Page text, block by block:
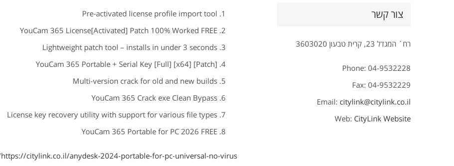
Pre-activated license profile import tool
YouCam 365 License[Activated] Patch 100% Worked FREE
Lightweight patch tool – installs in under 3 seconds
YouCam 365 Portable + Serial Key [Full] [x64] [Patch]
Multi-version crack for old and new builds
YouCam 365 Crack exe Clean Bypass
License key recovery utility with support for various file types
YouCam 365 Portable for PC 2026 FREE
https://citylink.co.il/anydesk-2024-portable-for-pc-universal-no-virus/
צור קשר
רח` המגדל 23, קרית טבעון 3603020
Phone: 04-9532228
Fax: 04-9532229
Email: citylink@citylink.co.il
Web: CityLink Website